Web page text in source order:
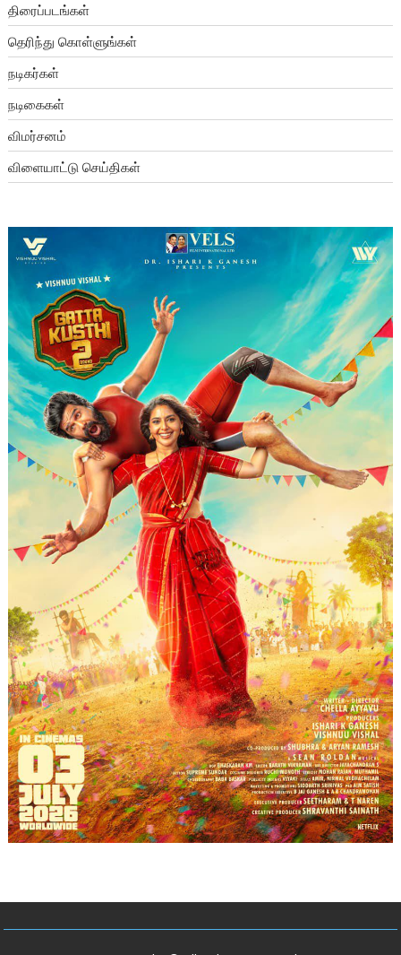
திரைப்படங்கள்
தெரிந்து கொள்ளுங்கள்
நடிகர்கள்
நடிகைகள்
விமர்சனம்
விளையாட்டு செய்திகள்